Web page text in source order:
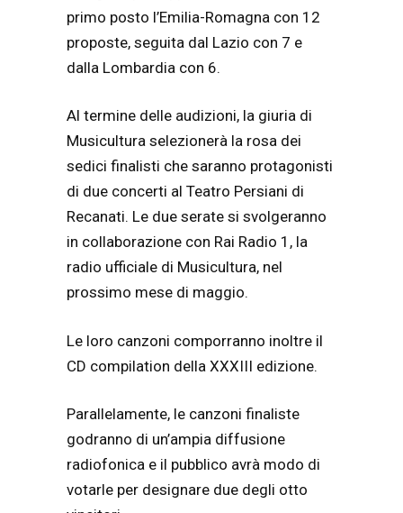
primo posto l’Emilia-Romagna con 12
proposte, seguita dal Lazio con 7 e
dalla Lombardia con 6.
Al termine delle audizioni, la giuria di
Musicultura selezionerà la rosa dei
sedici finalisti che saranno protagonisti
di due concerti al Teatro Persiani di
Recanati. Le due serate si svolgeranno
in collaborazione con Rai Radio 1, la
radio ufficiale di Musicultura, nel
prossimo mese di maggio.
Le loro canzoni comporranno inoltre il
CD compilation della XXXIII edizione.
Parallelamente, le canzoni finaliste
godranno di un’ampia diffusione
radiofonica e il pubblico avrà modo di
votarle per designare due degli otto